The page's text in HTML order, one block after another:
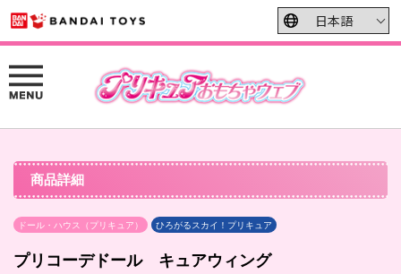
商品詳細
ドール・ハウス（プリキュア） ひろがるスカイ！プリキュア
プリコーデドール キュアウィング